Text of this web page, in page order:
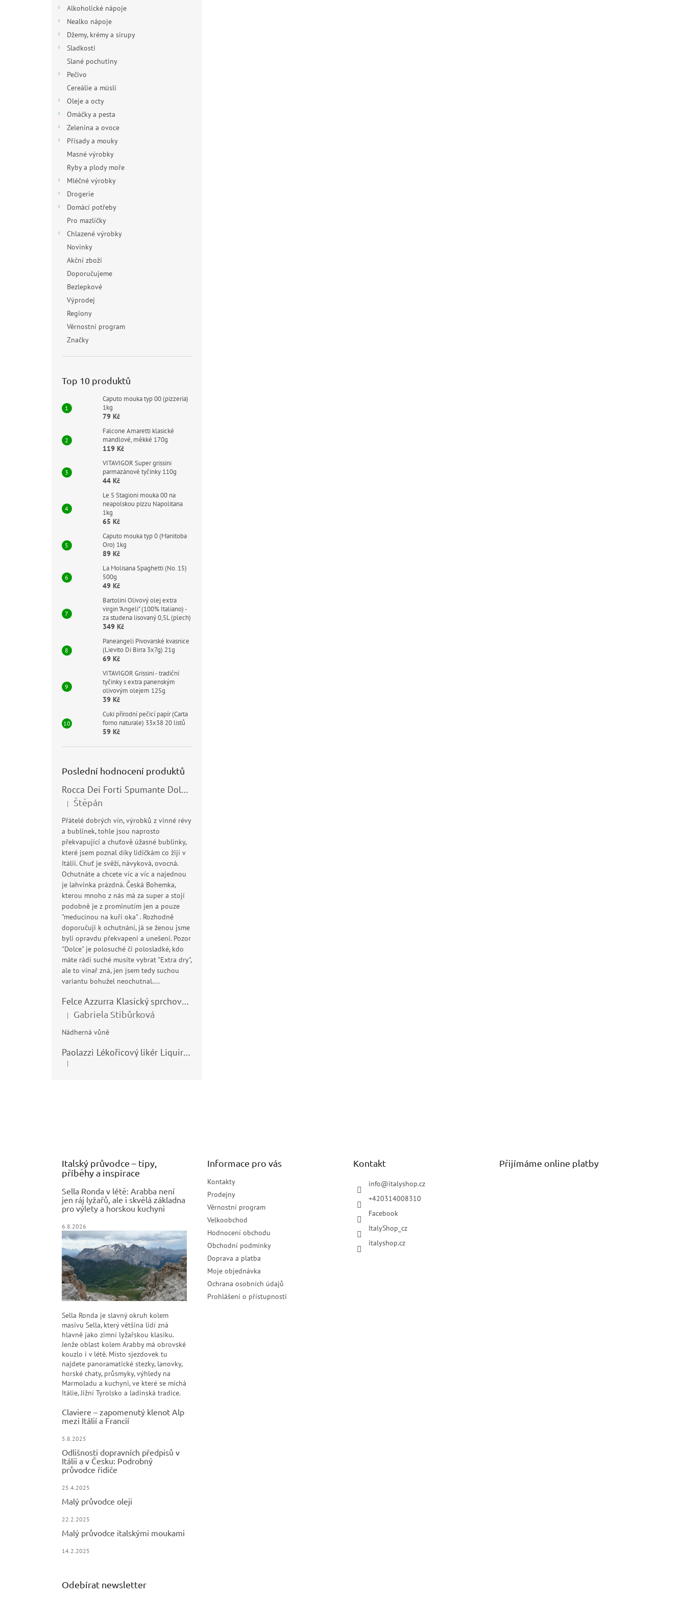
Alkoholické nápoje
Nealko nápoje
Džemy, krémy a sirupy
Sladkosti
Slané pochutiny
Pečivo
Cereálie a müsli
Oleje a octy
Omáčky a pesta
Zelenina a ovoce
Přísady a mouky
Masné výrobky
Ryby a plody moře
Mléčné výrobky
Drogerie
Domácí potřeby
Pro mazlíčky
Chlazené výrobky
Novinky
Akční zboží
Doporučujeme
Bezlepkové
Výprodej
Regiony
Věrnostní program
Značky
Top 10 produktů
Caputo mouka typ 00 (pizzeria)
1kg
79 Kč
Falcone Amaretti klasické
mandlové, měkké 170g
119 Kč
VITAVIGOR Super grissini
parmazánové tyčinky 110g
44 Kč
Le 5 Stagioni mouka 00 na
neapolskou pizzu Napolitana
1kg
65 Kč
Caputo mouka typ 0 (Manitoba
Oro) 1kg
89 Kč
La Molisana Spaghetti (No. 15)
500g
49 Kč
Bartolini Olivový olej extra
virgin "Angeli" (100% Italiano) -
za studena lisovaný 0,5L (plech)
349 Kč
Paneangeli Pivovarské kvasnice
(Lievito Di Birra 3x7g) 21g
69 Kč
VITAVIGOR Grissini - tradiční
tyčinky s extra panenským
olivovým olejem 125g
39 Kč
Cuki přírodní pečicí papír (Carta
forno naturale) 33x38 20 listů
59 Kč
Poslední hodnocení produktů
Rocca Dei Forti Spumante Dolce 11,5% 0,75l
Hodnocení produktu je 5 z 5 hvězdiček.
| Štěpán
Přátelé dobrých vín, výrobků z vinné révy
a bublinek, tohle jsou naprosto
překvapující a chuťově úžasné bublinky,
které jsem poznal díky lidičkám co žijí v
Itálii. Chuť je svěží, návyková, ovocná.
Ochutnáte a chcete víc a víc a najednou
je lahvinka prázdná. Česká Bohemka,
kterou mnoho z nás má za super a stojí
podobně je z prominutím jen a pouze
"meducínou na kuří oka" . Rozhodně
doporučuji k ochutnání, já se ženou jsme
byli opravdu překvapeni a unešeni. Pozor
"Dolce" je polosuché či polosladké, kdo
máte rádi suché musíte vybrat "Extra dry",
ale to vinař zná, jen jsem tedy suchou
variantu bohužel neochutnal....
Felce Azzurra Klasický sprchový gel - doccia gel 400ml
Hodnocení produktu je 5 z 5 hvězdiček.
| Gabriela Stibůrková
Nádherná vůně
Paolazzi Lékořicový likér Liquirizia 24% 0,7L
Hodnocení produktu je 5 z 5 hvězdiček.
|
Italský průvodce – tipy,
příběhy a inspirace
Sella Ronda v létě: Arabba není
jen ráj lyžařů, ale i skvělá základna
pro výlety a horskou kuchyni
6.8.2026
Sella Ronda je slavný okruh kolem
masivu Sella, který většina lidí zná
hlavně jako zimní lyžařskou klasiku.
Jenže oblast kolem Arabby má obrovské
kouzlo i v létě. Místo sjezdovek tu
najdete panoramatické stezky, lanovky,
horské chaty, průsmyky, výhledy na
Marmoladu a kuchyni, ve které se míchá
Itálie, Jižní Tyrolsko a ladinská tradice.
Claviere – zapomenutý klenot Alp
mezi Itálií a Francií
5.8.2025
Odlišnosti dopravních předpisů v
Itálii a v Česku: Podrobný
průvodce řidiče
25.4.2025
Malý průvodce oleji
22.2.2025
Malý průvodce italskými moukami
14.2.2025
Informace pro vás
Kontakty
Prodejny
Věrnostní program
Velkoobchod
Hodnocení obchodu
Obchodní podmínky
Doprava a platba
Moje objednávka
Ochrana osobních údajů
Prohlášení o přístupnosti
Kontakt
info@italyshop.cz
+420314008310
Facebook
ItalyShop_cz
italyshop.cz
Přijímáme online platby
Odebírat newsletter